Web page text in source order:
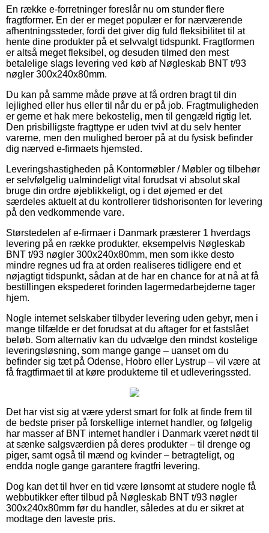
En række e-forretninger foreslår nu om stunder flere
fragtformer. En der er meget populær er for nærværende
afhentningssteder, fordi det giver dig fuld fleksibilitet til at
hente dine produkter på et selvvalgt tidspunkt. Fragtformen
er altså meget fleksibel, og desuden tilmed den mest
betalelige slags levering ved køb af Nøgleskab BNT t/93
nøgler 300x240x80mm.
Du kan på samme måde prøve at få ordren bragt til din
lejlighed eller hus eller til når du er på job. Fragtmuligheden
er gerne et hak mere bekostelig, men til gengæld rigtig let.
Den prisbilligste fragttype er uden tvivl at du selv henter
varerne, men den mulighed beroer på at du fysisk befinder
dig nærved e-firmaets hjemsted.
Leveringshastigheden på Kontormøbler / Møbler og tilbehør
er selvfølgelig ualmindeligt vital forudsat vi absolut skal
bruge din ordre øjeblikkeligt, og i det øjemed er det
særdeles aktuelt at du kontrollerer tidshorisonten for levering
på den vedkommende vare.
Størstedelen af e-firmaer i Danmark præsterer 1 hverdags
levering på en række produkter, eksempelvis Nøgleskab
BNT t/93 nøgler 300x240x80mm, men som ikke desto
mindre regnes ud fra at orden realiseres tidligere end et
nøjagtigt tidspunkt, sådan at de har en chance for at nå at få
bestillingen ekspederet forinden lagermedarbejderne tager
hjem.
Nogle internet selskaber tilbyder levering uden gebyr, men i
mange tilfælde er det forudsat at du aftager for et fastslået
beløb. Som alternativ kan du udvælge den mindst kostelige
leveringsløsning, som mange gange – uanset om du
befinder sig tæt på Odense, Hobro eller Lystrup – vil være at
få fragtfirmaet til at køre produkterne til et udleveringssted.
Det har vist sig at være yderst smart for folk at finde frem til
de bedste priser på forskellige internet handler, og følgelig
har masser af BNT internet handler i Danmark været nødt til
at sænke salgsværdien på deres produkter – til drenge og
piger, samt også til mænd og kvinder – betragteligt, og
endda nogle gange garantere fragtfri levering.
Dog kan det til hver en tid være lønsomt at studere nogle få
webbutikker efter tilbud på Nøgleskab BNT t/93 nøgler
300x240x80mm før du handler, således at du er sikret at
modtage den laveste pris.